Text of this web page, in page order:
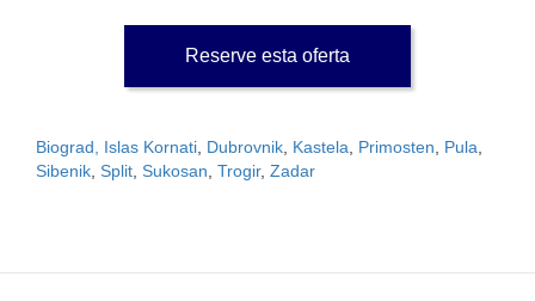
Reserve esta oferta
Biograd, Islas Kornati Dubrovnik Kastela Primosten Pula
Sibenik Split Sukosan Trogir, Zadar